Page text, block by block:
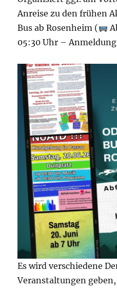
Anreise zu den frühen
Bus ab Rosenheim (
05:30 Uhr –
Es wird verschiedene
Veranstaltungen geben,